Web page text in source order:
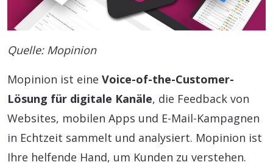
Quelle: Mopinion
Mopinion ist eine Voice-of-the-Customer-
Lösung für digitale Kanäle, die Feedback von
Websites, mobilen Apps und E-Mail-Kampagnen
in Echtzeit sammelt und analysiert. Mopinion ist
Ihre helfende Hand, um Kunden zu verstehen.